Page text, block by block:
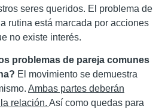
seres queridos. El problema de
rutina está marcada por acciones
no existe interés.
problemas de pareja comunes
El movimiento se demuestra
Ambas partes deberán
relación. Así como quedas para